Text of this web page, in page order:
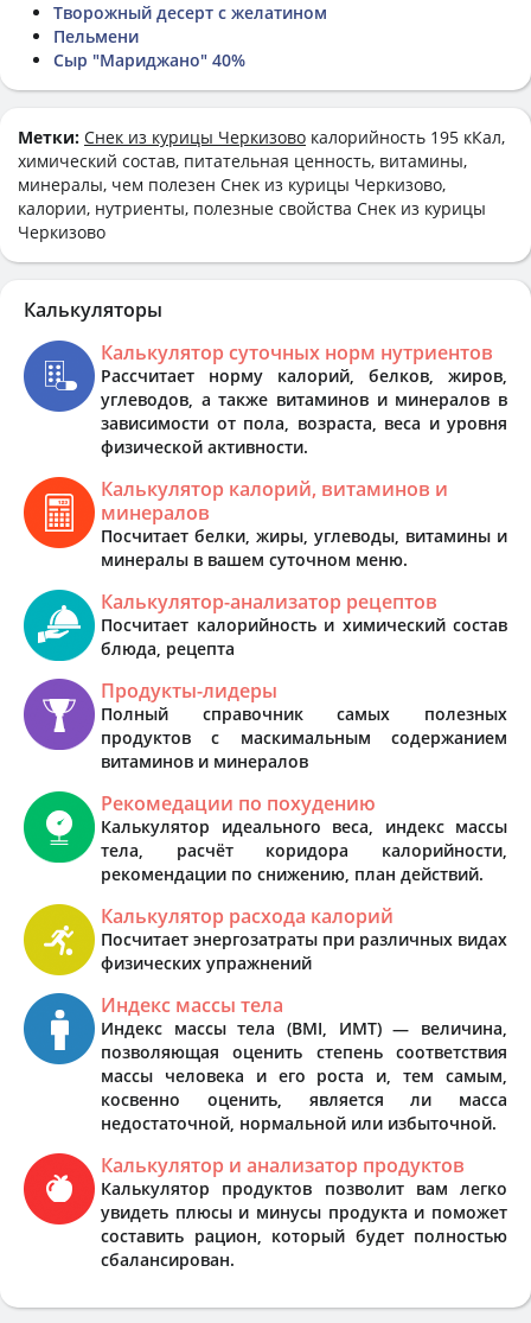
Творожный десерт с желатином
Пельмени
Сыр "Мариджано" 40%
Метки: Снек из курицы Черкизово калорийность 195 кКал,
химический состав, питательная ценность, витамины,
минералы, чем полезен Снек из курицы Черкизово,
калории, нутриенты, полезные свойства Снек из курицы
Черкизово
Калькуляторы
Калькулятор суточных норм нутриентов
Рассчитает норму калорий, белков, жиров,
углеводов, а также витаминов и минералов в
зависимости от пола, возраста, веса и уровня
физической активности.
Калькулятор калорий, витаминов и
минералов
Посчитает белки, жиры, углеводы, витамины и
минералы в вашем суточном меню.
Калькулятор-анализатор рецептов
Посчитает калорийность и химический состав
блюда, рецепта
Продукты-лидеры
Полный справочник самых полезных
продуктов с маскимальным содержанием
витаминов и минералов
Рекомедации по похудению
Калькулятор идеального веса, индекс массы
тела, расчёт коридора калорийности,
рекомендации по снижению, план действий.
Калькулятор расхода калорий
Посчитает энергозатраты при различных видах
физических упражнений
Индекс массы тела
Индекс массы тела (BMI, ИМТ) — величина,
позволяющая оценить степень соответствия
массы человека и его роста и, тем самым,
косвенно оценить, является ли масса
недостаточной, нормальной или избыточной.
Калькулятор и анализатор продуктов
Калькулятор продуктов позволит вам легко
увидеть плюсы и минусы продукта и поможет
составить рацион, который будет полностью
сбалансирован.